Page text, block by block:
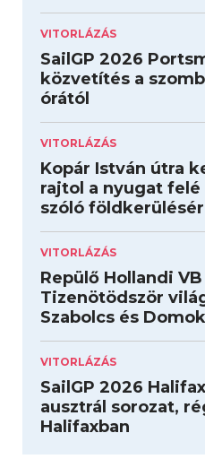
VITORLÁZÁS
SailGP 2026
közvetítés a
órától
VITORLÁZÁS
Kopár István útra
rajtol a nyugat
szóló
VITORLÁZÁS
Repülő Hollandi
Tizenötödször
Szabolcs és
VITORLÁZÁS
SailGP 2026
ausztrál sorozat,
Halifaxban